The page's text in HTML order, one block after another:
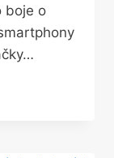
boje o